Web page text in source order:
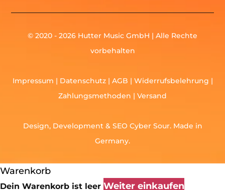
© 2020 - 2026 Hutter Music GmbH | Alle Rechte
vorbehalten
Impressum | Datenschutz| AGB | Widerrufsbelehrung |
Zahlungsmethoden | Versand
Design, Development & SEO Cyber Sour. Made in
Germany.
Warenkorb
Dein Warenkorb ist leer Weiter einkaufen